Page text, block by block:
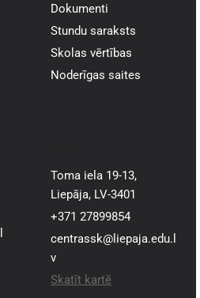
Dokumenti
Stundu saraksts
Skolas vērtības
Noderīgas saites
Toma iela 19-13,
Liepāja, LV-3401
+371 27899854
centrassk@liepaja.edu.l
v
Skatīt kartē